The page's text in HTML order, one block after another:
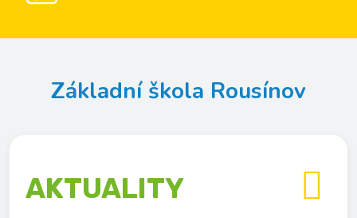
Základní škola Rousínov
AKTUALITY 